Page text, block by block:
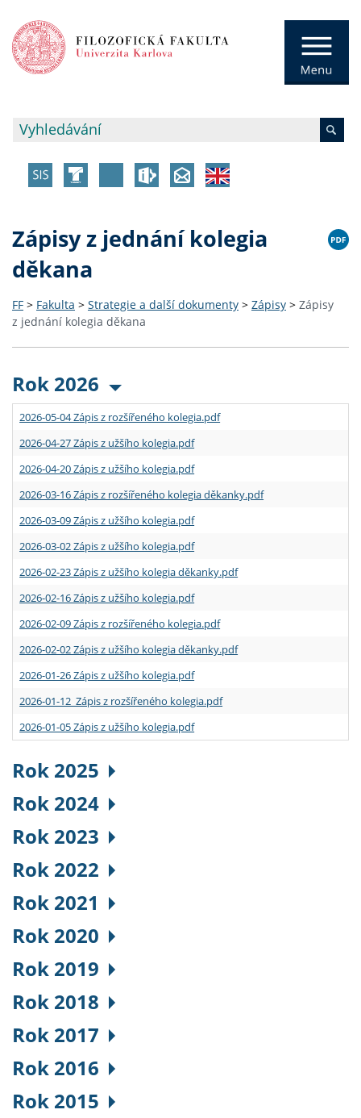
Zápisy z jednání kolegia
děkana
FF > Fakulta > Strategie a další dokumenty > Zápisy > Zápisy
z jednání kolegia děkana
Rok 2026
2026-05-04 Zápis z rozšířeného kolegia.pdf
2026-04-27 Zápis z užšího kolegia.pdf
2026-04-20 Zápis z užšího kolegia.pdf
2026-03-16 Zápis z rozšířeného kolegia děkanky.pdf
2026-03-09 Zápis z užšího kolegia.pdf
2026-03-02 Zápis z užšího kolegia.pdf
2026-02-23 Zápis z užšího kolegia děkanky.pdf
2026-02-16 Zápis z užšího kolegia.pdf
2026-02-09 Zápis z rozšířeného kolegia.pdf
2026-02-02 Zápis z užšího kolegia děkanky.pdf
2026-01-26 Zápis z užšího kolegia.pdf
2026-01-12 Zápis z rozšířeného kolegia.pdf
2026-01-05 Zápis z užšího kolegia.pdf
Rok 2025
Rok 2024
Rok 2023
Rok 2022
Rok 2021
Rok 2020
Rok 2019
Rok 2018
Rok 2017
Rok 2016
Rok 2015